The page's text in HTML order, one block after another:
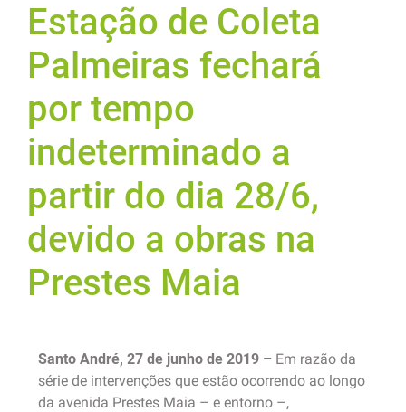
Estação de Coleta
Palmeiras fechará
por tempo
indeterminado a
partir do dia 28/6,
devido a obras na
Prestes Maia
Santo André, 27 de junho de 2019 – Em razão da
série de intervenções que estão ocorrendo ao longo
da avenida Prestes Maia – e entorno –,